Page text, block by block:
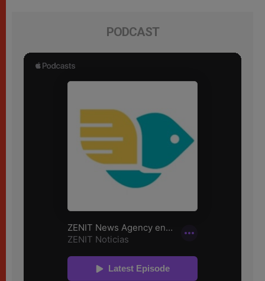
PODCAST